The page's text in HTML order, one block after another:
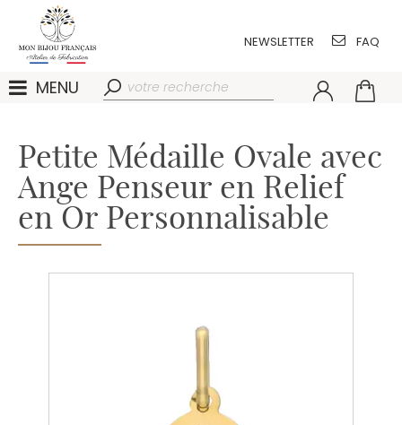
NEWSLETTER FAQ
MENU
Petite Médaille Ovale avec
Ange Penseur en Relief
en Or Personnalisable